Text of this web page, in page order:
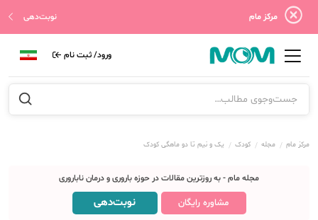
مرکز مام نوبت‌دهی
ورود/ ثبت نام
مرکز مام مجله کودک یک و نیم تا دو ماهگی کودک
مجله مام - به روزترین مقالات در حوزه باروری و درمان ناباروری
مشاوره رایگان نوبت‌دهی